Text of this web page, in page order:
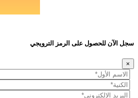
سجل الآن للحصول على الرمز الترويجي
×